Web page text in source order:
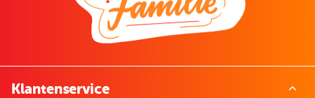
Klantenservice